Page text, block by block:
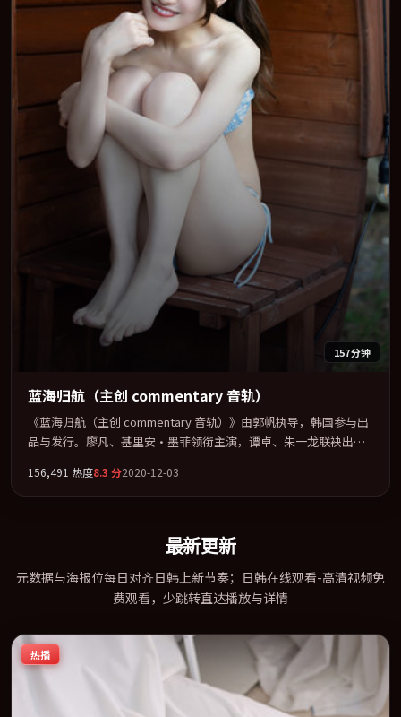
157分钟
蓝海归航（主创 commentary 音轨）
《蓝海归航（主创 commentary 音轨）》由郭帆执导，韩国参与出
品与发行。廖凡、基里安·墨菲领衔主演，谭卓、朱一龙联袂出
型为骨架，在叙事、表演与视听上力求统一。定于 2020-04-07 在内
地院线及主流平台同步亮相，2020 年度话题片中口碑稳健，适合喜
156,491 热度8.3 分2020-12-03
最新更新
元数据与海报位每日对齐日韩上新节奏；日韩在线观看-高清视频免
费观看，少跳转直达播放与详情
热播